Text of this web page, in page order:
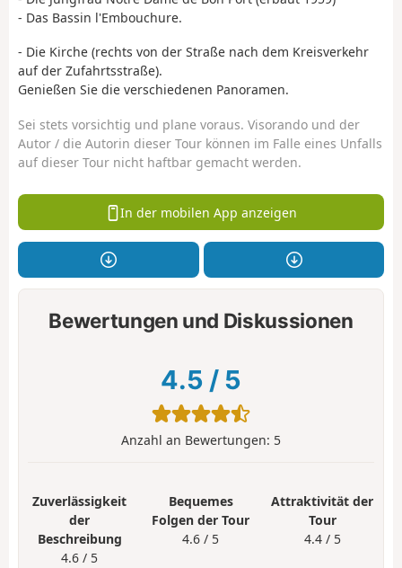
- Das Bassin l'Embouchure.
- Die Kirche (rechts von der Straße nach dem Kreisverkehr
auf der Zufahrtsstraße).
Genießen Sie die verschiedenen Panoramen.
Sei stets vorsichtig und plane voraus. Visorando und der
Autor / die Autorin dieser Tour können im Falle eines Unfalls
auf dieser Tour nicht haftbar gemacht werden.
In der mobilen App anzeigen
Bewertungen und Diskussionen
4.5 / 5
Anzahl an Bewertungen: 5
Zuverlässigkeit
der
Beschreibung
4.6 / 5
Bequemes
Folgen der Tour
4.6 / 5
Attraktivität der
Tour
4.4 / 5